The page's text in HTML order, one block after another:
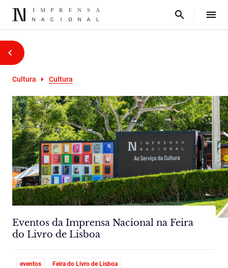
Cultura Cultura
Eventos da Imprensa Nacional na Feira
do Livro de Lisboa
eventos Feira do Livro de Lisboa